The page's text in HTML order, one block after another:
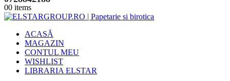
00 items
ACASĂ
MAGAZIN
CONTUL MEU
WISHLIST
LIBRARIA ELSTAR